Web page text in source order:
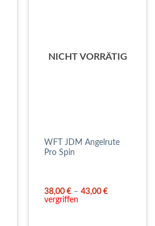
NICHT VORRÄTIG
WFT JDM Angelrute
Pro Spin
38,00€ –43,00€
vergriffen